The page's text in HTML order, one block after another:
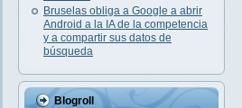
Bruselas obliga a Google a abrir
Android a la IA de la competencia
y a compartir sus datos de
búsqueda
Blogroll